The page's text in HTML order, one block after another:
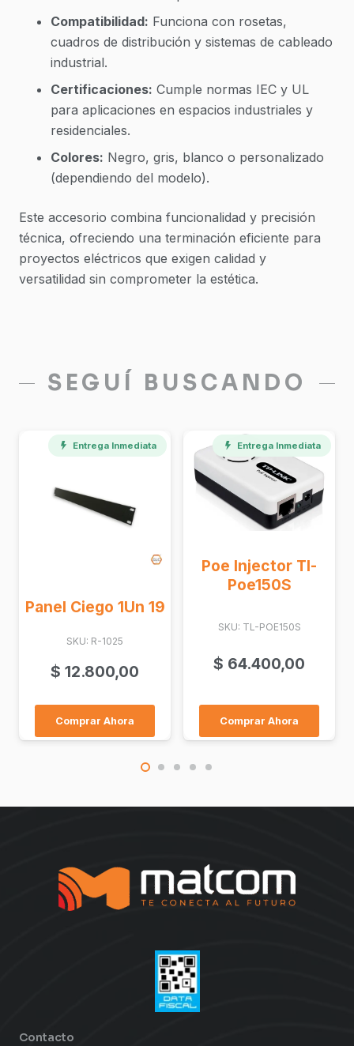
Compatibilidad: Funciona con rosetas,
cuadros de distribución y sistemas de cableado
industrial.
Certificaciones: Cumple normas IEC y UL
para aplicaciones en espacios industriales y
residenciales.
Colores: Negro, gris, blanco o personalizado
(dependiendo del modelo).
Este accesorio combina funcionalidad y precisión
técnica, ofreciendo una terminación eficiente para
proyectos eléctricos que exigen calidad y
versatilidad sin comprometer la estética.
SEGUÍ BUSCANDO
Panel Ciego 1Un 19
SKU: R-1025
$ 12.800,00
Comprar Ahora
Entrega Inmediata
Poe Injector Tl-
Poe150S
SKU: TL-POE150S
$ 64.400,00
Comprar Ahora
Contacto